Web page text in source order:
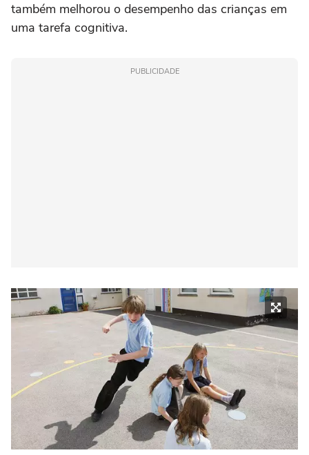
também melhorou o desempenho das crianças em
uma tarefa cognitiva.
PUBLICIDADE